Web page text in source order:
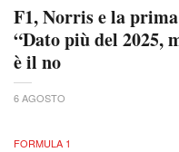
F1, Norris e la
“Dato più del 2025,
è il no
6 AGOSTO
FORMULA 1